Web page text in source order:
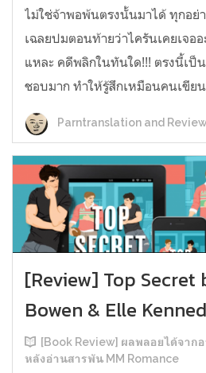
ไม่ใช่จ้าพอพ้นตรงนั้นมาได้ ทุกอย่
เฉลยปมตอนท้ายว่าไครันเคยเจอ
แหละ คดีพลิกในทันใด!!! ตรงนี้เป็
ชอบมาก ทำให้รู้สึกเหมือนคนเขีย
Parntranslation and
[Review] Top Secret
Bowen & Elle
[Book Review] ผลพลอยได้จาก
หลังอ่านสารพัน MM Romance